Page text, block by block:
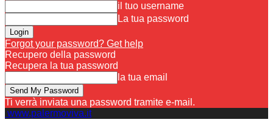
il tuo username
La tua password
Forgot your password? Get help
Recupero della password
Recupera la tua password
la tua email
Ti verrà inviata una password tramite e-mail.
www.palermoviva.it